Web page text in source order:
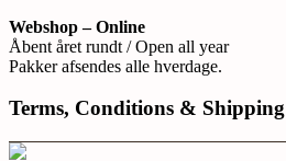
Webshop – Online
Åbent året rundt / Open all year
Pakker afsendes alle hverdage.
Terms, Conditions & Shipping